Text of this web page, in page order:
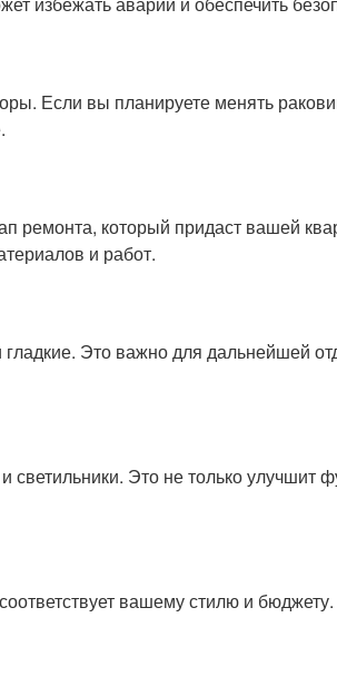
Если вы планируете менять
ремонта, который придаст вашей
и работ.
Это важно для дальнейшей
светильники. Это не только улучшит
вашему стилю и